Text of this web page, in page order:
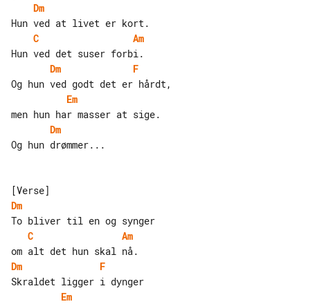
Dm
C
Am
Dm
F
Em
Dm
Og hun drømmer...
Dm
C
Am
Dm
F
Em